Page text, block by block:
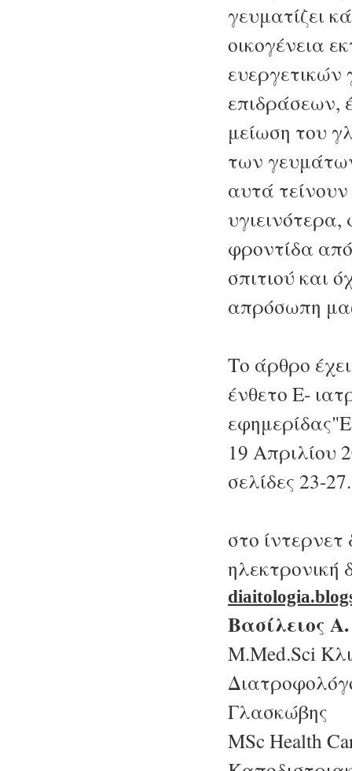
γευματίζει
οικογένεια
ευεργετικών
επιδράσεων,
μείωση του
των
αυτά τείνουν
φροντίδα
σπιτιού και
απρόσωπη
Το άρθρο
ένθετο E-
19 Απριλίου
σελίδες 23-27.
στο ίντερνετ
ηλεκτρονική
Βασίλειος
M.Med.Sci
Γλασκώβης
MSc Health